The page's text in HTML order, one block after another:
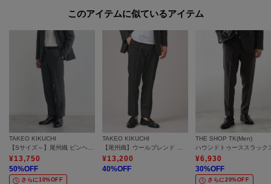
出しの対応は行っておりませんので、製品寸法より長くすることはできませ
※ジーンズ仕上げの場合、製品寸法より－3cmから加工可
※シングル（レディス）仕上げの場合、製品寸法より－5cmから加工可
※シングル（メンズ）仕上げの場合、製品寸法より－9cmから加工可
※ダブル仕上げの場合、製品寸法より－11cmから加工可
加工方法は商品よって異なりますので入力画面でご確認ください。
モデル情報：身長186cm B92 W72 H95 着用サイズ：03（L）
このアイテムに似ているアイテム
TAKEO KIKUCHI
【Sサイズ～】尾州織 ピンヘッドムリネ パンツ
¥13,750
50%OFF
さらに10%OFF
TAKEO KIKUCHI
【尾州織】ウールブレンド ハニカムメッシュ パンツ
¥13,200
40%OFF
THE SHOP TK(Men)
¥6,930
30%OFF
さらに20%OFF